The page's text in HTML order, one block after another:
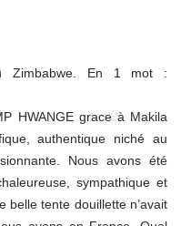
Zimbabwe. En 1 mot :
HWANGE grace à Makila
authentique niché au
Nous avons été
sympathique et
belle tente douillette n’avait